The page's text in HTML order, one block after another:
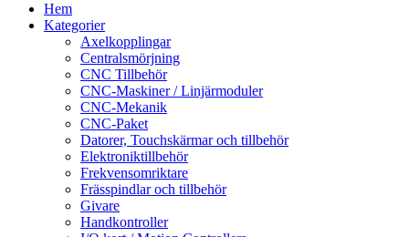
Hem
Kategorier
Axelkopplingar
Centralsmörjning
CNC Tillbehör
CNC-Maskiner / Linjärmoduler
CNC-Mekanik
CNC-Paket
Datorer, Touchskärmar och tillbehör
Elektroniktillbehör
Frekvensomriktare
Frässpindlar och tillbehör
Givare
Handkontroller